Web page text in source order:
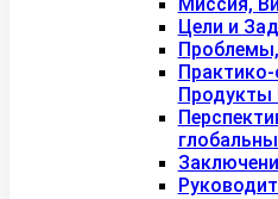
Цели и
Продукты